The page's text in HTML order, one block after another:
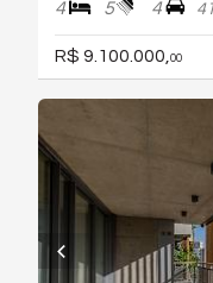
4 5 4
R$ 9.100.000,00